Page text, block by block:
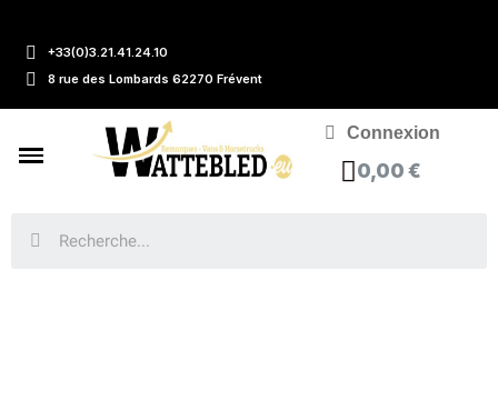
+33(0)3.21.41.24.10
8 rue des Lombards 62270 Frévent
Connexion
0,00 €